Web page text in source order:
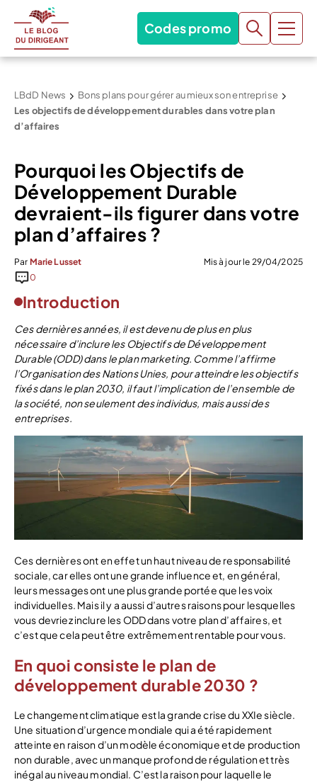
Codes promo
LBdD News
Bons plans pour gérer au mieux son entreprise
Les objectifs de développement durables dans votre plan
d’affaires
Pourquoi les Objectifs de
Développement Durable
devraient-ils figurer dans votre
plan d’affaires ?
Par Marie Lusset
Mis à jour le 29/04/2025
0
Introduction
Ces dernières années, il est devenu de plus en plus
nécessaire d’inclure les Objectifs de Développement
Durable (ODD) dans le plan marketing. Comme l’affirme
l’Organisation des Nations Unies, pour atteindre les objectifs
fixés dans le plan 2030, il faut l’implication de l’ensemble de
la société, non seulement des individus, mais aussi des
entreprises.
Ces dernières ont en effet un haut niveau de responsabilité
sociale, car elles ont une grande influence et, en général,
leurs messages ont une plus grande portée que les voix
individuelles. Mais il y a aussi d’autres raisons pour lesquelles
vous devriez inclure les ODD dans votre plan d’affaires, et
c’est que cela peut être extrêmement rentable pour vous.
En quoi consiste le plan de
développement durable 2030 ?
Le changement climatique est la grande crise du XXIe siècle.
Une situation d’urgence mondiale qui a été rapidement
atteinte en raison d’un modèle économique et de production
non durable, avec un manque profond de régulation et très
inégal au niveau mondial. C’est la raison pour laquelle le